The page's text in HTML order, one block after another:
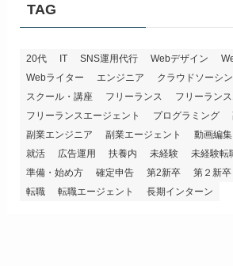
TAG
20代 IT SNS運用代行 Webデザイン
Webライター
エンジニア クラウドソーシ
スクール・講座
フリーランス
フリーラン
フリーランスエージェント
プログラミング
副業エンジニア
副業エージェント 動画編集
就活
広告運用 扶養内 未経験 未経験転
準備・始め方
確定申告 第2新卒 第２新卒
転職
転職エージェント 長期インターン